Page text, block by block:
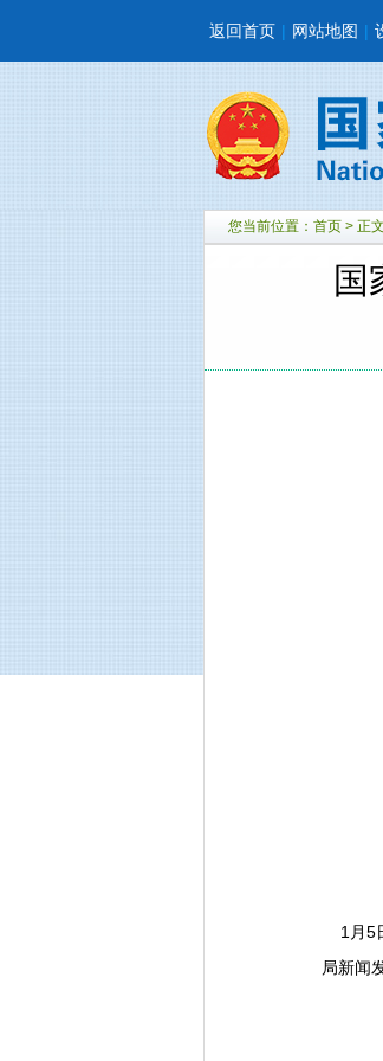
返回首页 | 网站地图 |
您当前位置： 首页 > 正文
国
1月5
局新闻